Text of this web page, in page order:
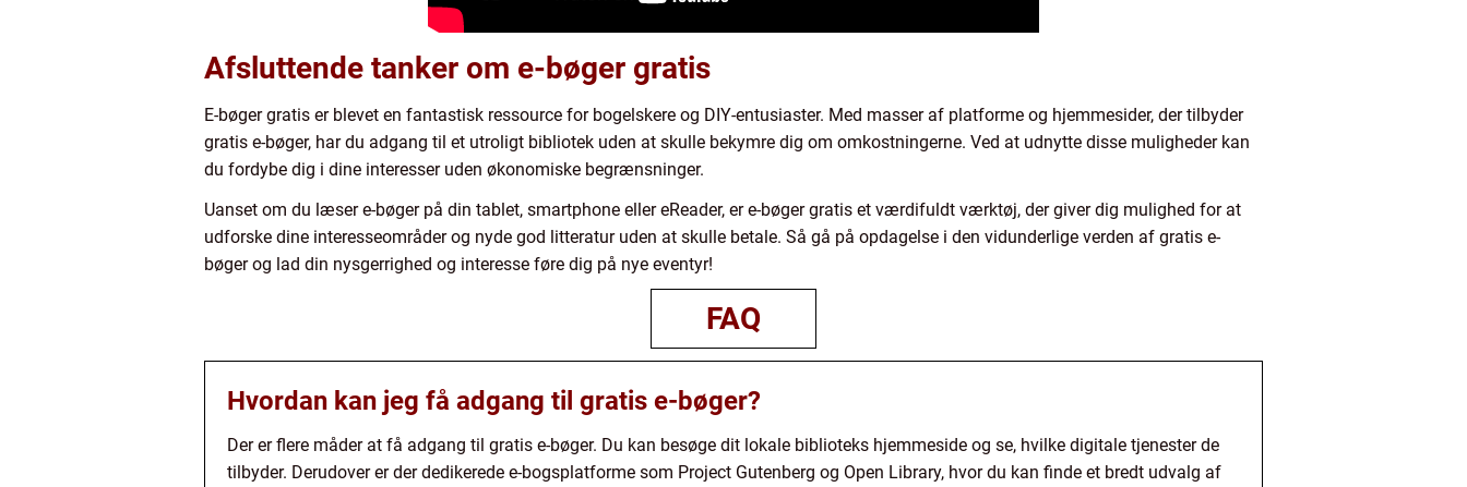
Afsluttende tanker om e-bøger gratis
E-bøger gratis er blevet en fantastisk ressource for bogelskere og DIY-entusiaster. Med masser af platforme og hjemmesider, der tilbyder
gratis e-bøger, har du adgang til et utroligt bibliotek uden at skulle bekymre dig om omkostningerne. Ved at udnytte disse muligheder kan
du fordybe dig i dine interesser uden økonomiske begrænsninger.
Uanset om du læser e-bøger på din tablet, smartphone eller eReader, er e-bøger gratis et værdifuldt værktøj, der giver dig mulighed for at
udforske dine interesseområder og nyde god litteratur uden at skulle betale. Så gå på opdagelse i den vidunderlige verden af gratis e-
bøger og lad din nysgerrighed og interesse føre dig på nye eventyr!
FAQ
Hvordan kan jeg få adgang til gratis e-bøger?
Der er flere måder at få adgang til gratis e-bøger. Du kan besøge dit lokale biblioteks hjemmeside og se, hvilke digitale tjenester de
tilbyder. Derudover er der dedikerede e-bogsplatforme som Project Gutenberg og Open Library, hvor du kan finde et bredt udvalg af